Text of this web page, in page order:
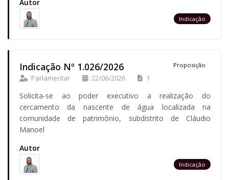
Autor
Indicação
Indicação Nº 1.026/2026 Proposição
Parlamentar 22/06/2026 1
Solicita-se ao poder executivo a realização do
cercamento da nascente de água localizada na
comunidade de patrimônio, subdistrito de Cláudio
Manoel
Autor
Indicação